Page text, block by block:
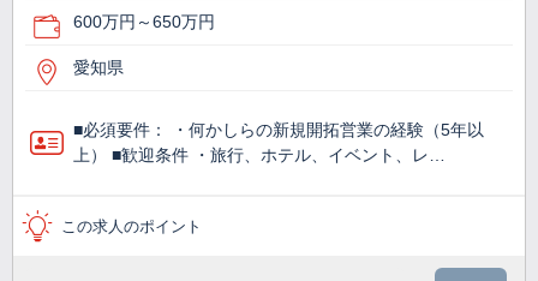
600万円～650万円
愛知県
■必須要件： ・何かしらの新規開拓営業の経験（5年以
上） ■歓迎条件 ・旅行、ホテル、イベント、レ…
この求人のポイント